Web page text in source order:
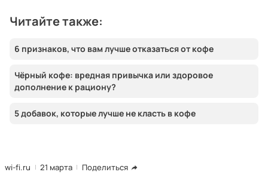
Читайте также:
6 признаков, что вам лучше отказаться от кофе
Чёрный кофе: вредная привычка или здоровое
дополнение к рациону?
5 добавок, которые лучше не класть в кофе
wi-fi.ru 21 марта Поделиться